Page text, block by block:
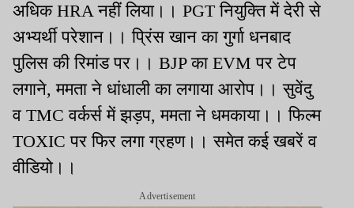
अधिक HRA नहीं लिया।। PGT नियुक्ति में देरी से
अभ्यर्थी परेशान।। प्रिंस खान का गुर्गा धनबाद
पुलिस की रिमांड पर।। BJP का EVM पर टेप
लगाने, ममता ने धांधाली का लगाया आरोप।। सुवेंदु
व TMC वर्कर्स में झड़प, ममता ने धमकाया।। फिल्म
TOXIC पर फिर लगा ग्रहण।। समेत कई खबरें व
वीडियो।।
Advertisement